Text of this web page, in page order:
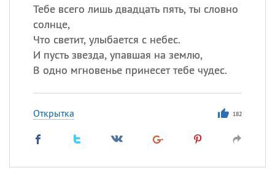
Тебе всего лишь двадцать пять, ты словно
солнце,
Что светит, улыбается с небес.
И пусть звезда, упавшая на землю,
В одно мгновенье принесет тебе чудес.
Открытка 182